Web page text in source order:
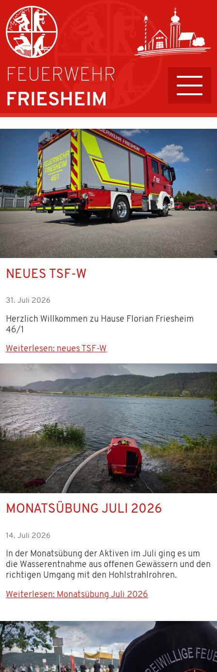
FEUERWEHR
FRIESHEIM
FÜHRUNG UND AUFGABEN
JUGENDFEUERWEHR
KINDERFEUERWEHR
FAHRZEUGE
EINSÄTZE
VEREIN
BILDER
TERMINE
TERMINE 2026
TERMINE 2025
WISSENSWERTES
KONTAKT
DOWNLOADS
NEUES TSF-W
31. Juli 2026
Herzlich Willkommen zu Hause Florian Friesheim
46/1
Weiterlesen: neues TSF-W
MONATSÜBUNG JULI 2026
14. Juli 2026
In der Monatsübung der Aktiven im Juli ging es um
die Wasserentnahme aus offenen Gewässern und den
richtigen Umgang mit den Hohlstrahlrohren.
Weiterlesen: Monatsübung Juli 2026